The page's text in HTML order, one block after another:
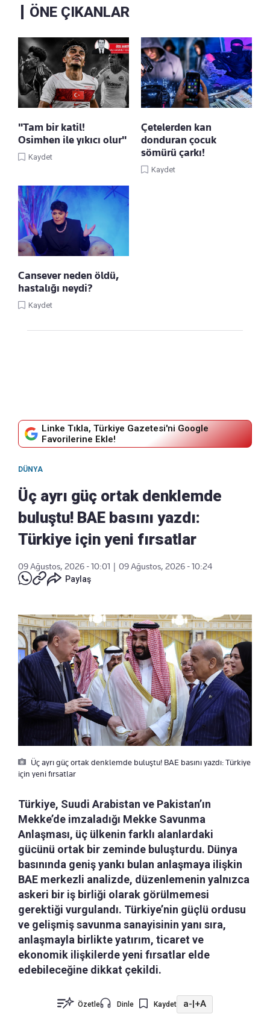
ÖNE ÇIKANLAR
"Tam bir katil!
Osimhen ile yıkıcı olur"
Kaydet
Çetelerden kan
donduran çocuk
sömürü çarkı!
Kaydet
Cansever neden öldü,
hastalığı neydi?
Kaydet
Linke Tıkla, Türkiye Gazetesi'ni Google
Favorilerine Ekle!
DÜNYA
Üç ayrı güç ortak denklemde
buluştu! BAE basını yazdı:
Türkiye için yeni fırsatlar
09 Ağustos, 2026 - 10:01 | 09 Ağustos, 2026 - 10:24
Paylaş
Üç ayrı güç ortak denklemde buluştu! BAE basını yazdı: Türkiye
için yeni fırsatlar
Türkiye, Suudi Arabistan ve Pakistan’ın
Mekke’de imzaladığı Mekke Savunma
Anlaşması, üç ülkenin farklı alanlardaki
gücünü ortak bir zeminde buluşturdu. Dünya
basınında geniş yankı bulan anlaşmaya ilişkin
BAE merkezli analizde, düzenlemenin yalnızca
askeri bir iş birliği olarak görülmemesi
gerektiği vurgulandı. Türkiye’nin güçlü ordusu
ve gelişmiş savunma sanayisinin yanı sıra,
anlaşmayla birlikte yatırım, ticaret ve
ekonomik ilişkilerde yeni fırsatlar elde
edebileceğine dikkat çekildi.
Özetle Dinle Kaydet a- +A